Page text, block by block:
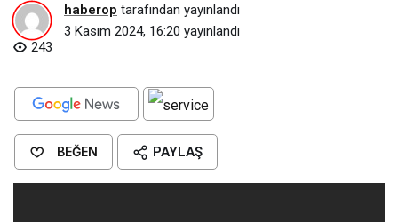
haberop tarafından yayınlandı
3 Kasım 2024, 16:20 yayınlandı
243
BEĞEN PAYLAŞ